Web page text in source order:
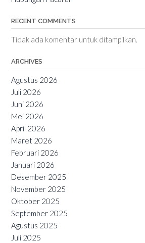
RECENT COMMENTS
Tidak ada komentar untuk ditampilkan.
ARCHIVES
Agustus 2026
Juli 2026
Juni 2026
Mei 2026
April 2026
Maret 2026
Februari 2026
Januari 2026
Desember 2025
November 2025
Oktober 2025
September 2025
Agustus 2025
Juli 2025